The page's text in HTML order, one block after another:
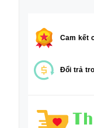
Cam kết
Đổi trả